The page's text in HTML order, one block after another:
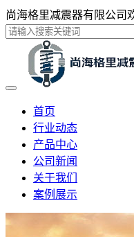
尚海格里减震器有限公司
首页
行业动态
产品中心
公司新闻
关于我们
案例展示